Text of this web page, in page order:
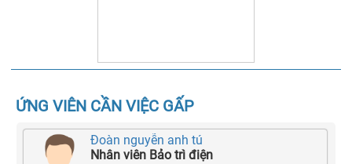
ỨNG VIÊN CẦN VIỆC GẤP
Đoàn nguyễn anh tú
Nhân viên Bảo trì điện